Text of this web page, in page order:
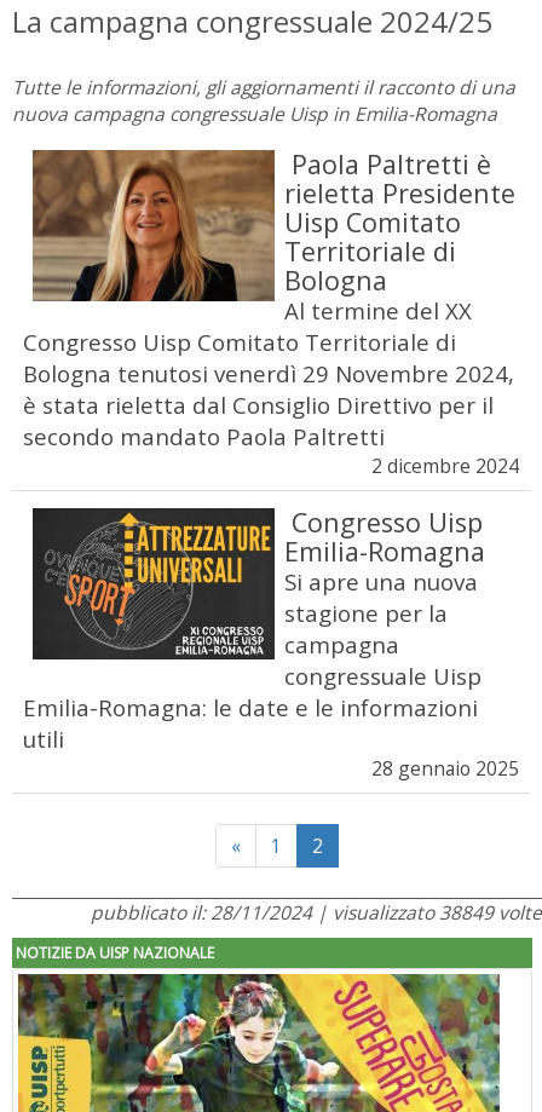
La campagna congressuale 2024/25
Tutte le informazioni, gli aggiornamenti il racconto di una
nuova campagna congressuale Uisp in Emilia-Romagna
Paola Paltretti è
rieletta Presidente
Uisp Comitato
Territoriale di
Bologna
Al termine del XX
Congresso Uisp Comitato Territoriale di
Bologna tenutosi venerdì 29 Novembre 2024,
è stata rieletta dal Consiglio Direttivo per il
secondo mandato Paola Paltretti
2 dicembre 2024
Congresso Uisp
Emilia-Romagna
Si apre una nuova
stagione per la
campagna
congressuale Uisp
Emilia-Romagna: le date e le informazioni
utili
28 gennaio 2025
«Previous
1 2
pubblicato il: 28/11/2024 | visualizzato 38849 volte
NOTIZIE DA UISP NAZIONALE